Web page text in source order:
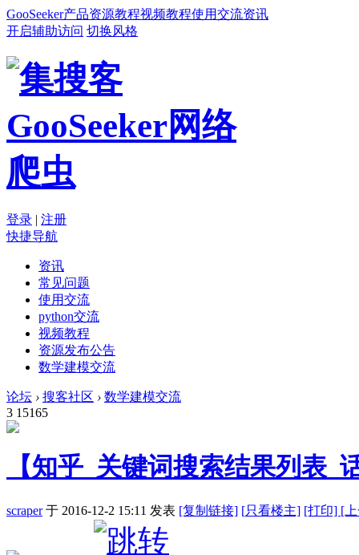
GooSeeker产品资源教程视频教程使用交流资讯
开启辅助访问 切换风格
登录 | 注册
快捷导航
资讯
常见问题
使用交流
python交流
视频教程
资源发布公告
数学建模交流
论坛 › 搜客社区 › 数学建模交流
3 15165
【知乎_关键词搜索结果列表_
scraper 于 2016-12-2 15:11 发表 [复制链接] [只看楼主] [打印] [